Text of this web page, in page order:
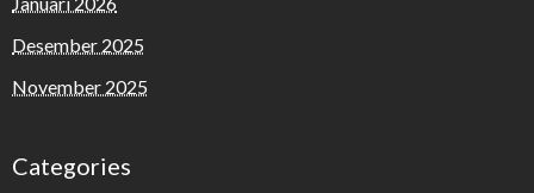
Desember 2025
November 2025
Categories